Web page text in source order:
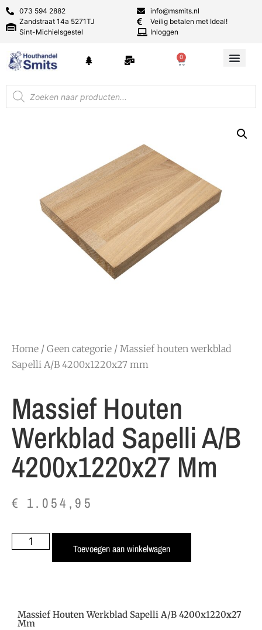
073 594 2882
Zandstraat 14a 5271TJ
Sint-Michielsgestel
info@msmits.nl
Veilig betalen met Ideal!
Inloggen
0
Home / Geen categorie / Massief houten werkblad
Sapelli A/B 4200x1220x27 mm
Massief Houten
Werkblad Sapelli A/B
4200x1220x27 Mm
€ 1.054,95
Toevoegen aan winkelwagen
Massief Houten Werkblad Sapelli A/B 4200x1220x27
Mm